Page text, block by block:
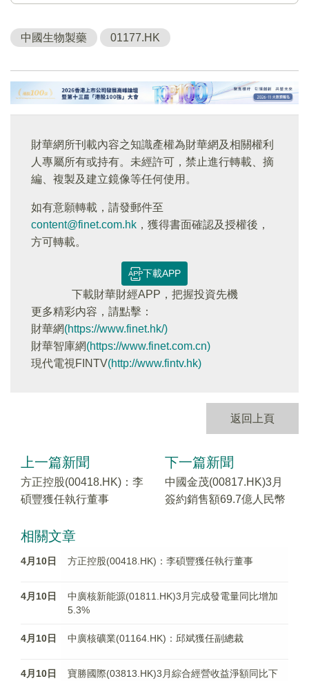
中國生物製藥 01177.HK
財華網所刊載內容之知識產權為財華網及相關權利
人專屬所有或持有。未經許可，禁止進行轉載、摘
編、複製及建立鏡像等任何使用。
如有意願轉載，請發郵件至
content@finet.com.hk ，獲得書面確認及授權後，
方可轉載。
下載APP
下載財華財經APP，把握投資先機
更多精彩内容，請點擊：
財華網(https://www.finet.hk/)
財華智庫網(https://www.finet.com.cn)
現代電視FINTV(http://www.fintv.hk)
返回上頁
上一篇新聞
方正控股(00418.HK)：李
碩豐獲任執行董事
下一篇新聞
中國金茂(00817.HK)3月
簽約銷售額69.7億人民幣
相關文章
4月10日 方正控股(00418.HK)：李碩豐獲任執行董事
4月10日
中廣核新能源(01811.HK)3月完成發電量同比增加
5.3%
4月10日 中廣核礦業(01164.HK)：邱斌獲任副總裁
4月10日
寶勝國際(03813.HK)3月綜合經營收益淨額同比下